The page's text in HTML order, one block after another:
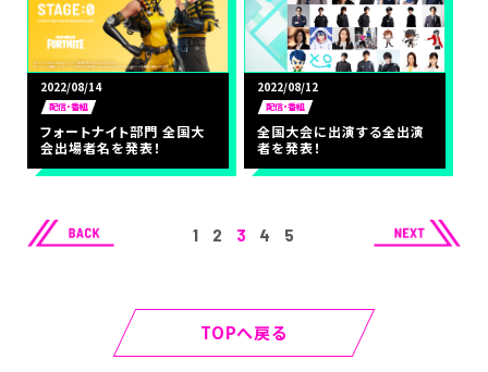
2022/08/14
配信・番組
フォートナイト部門 全国大
会出場者名を発表！
2022/08/12
配信・番組
全国大会に出演する全出演
者を発表！
1 2 3 4 5
TOPへ戻る